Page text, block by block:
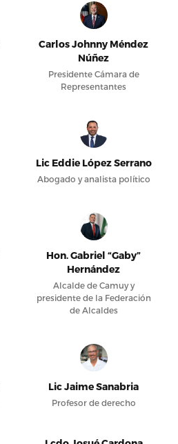
Carlos Johnny Méndez
Núñez
Presidente Cámara de
Representantes
Lic Eddie López Serrano
Abogado y analista político
Hon. Gabriel “Gaby”
Hernández
Alcalde de Camuy y
presidente de la Federación
de Alcaldes
Lic Jaime Sanabria
Profesor de derecho